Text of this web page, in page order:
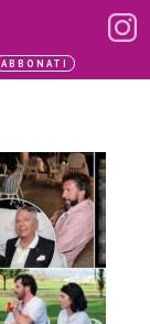
ABBONATI